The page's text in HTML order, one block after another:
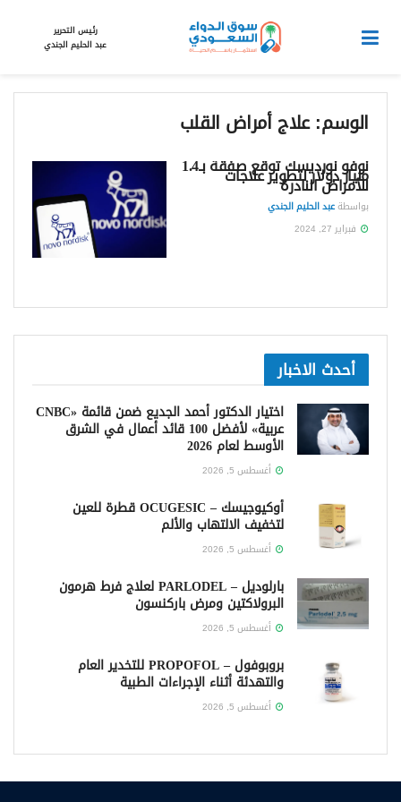
رئيس التحرير
عبد الحليم الجندي
الوسم:علاج أمراض القلب
نوفو نورديسك توقع صفقة بـ1.4 مليار دولار لتطوير علاجات
للأمراض النادرة
بواسطةعبد الحليم الجندي
فبراير 27, 2024
أحدث الاخبار
اختيار الدكتور أحمد الجديع ضمن قائمة «CNBC
عربية» لأفضل 100 قائد أعمال في الشرق
الأوسط لعام 2026
أغسطس 5, 2026
أوكيوجيسك – OCUGESIC قطرة للعين
لتخفيف الالتهاب والألم
أغسطس 5, 2026
بارلوديل – PARLODEL لعلاج فرط هرمون
البرولاكتين ومرض باركنسون
أغسطس 5, 2026
بروبوفول – PROPOFOL للتخدير العام
والتهدئة أثناء الإجراءات الطبية
أغسطس 5, 2026